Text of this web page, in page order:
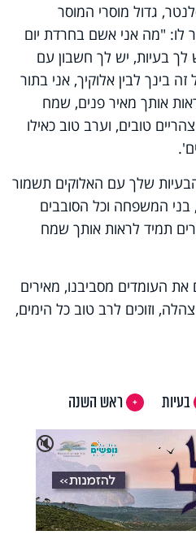
גדול מוסרי המוסר
לו: "מה אני אשם בחרדת יום
לך בעיות, יש לך חשבון עם
בינך לבין אלוקיך, אני בתור
אותך מאיר פנים, שמח
טובים, וערב טוב כאילו
שלך עם האלוקים תשמור
המשפחה וכל הסובבים
תמיד לראות אותך שמח
את העומדים מסביבנו, מאירים
וזוכים לרב טוב כל הימים,
בעיות
ראש השנה
🔇